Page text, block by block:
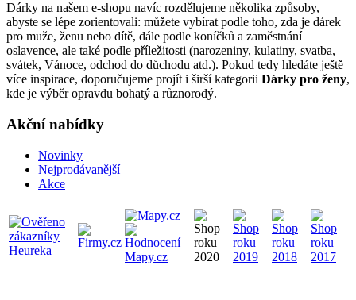
Dárky na našem e-shopu navíc rozdělujeme několika způsoby,
abyste se lépe zorientovali: můžete vybírat podle toho, zda je dárek
pro muže, ženu nebo dítě, dále podle koníčků a zaměstnání
oslavence, ale také podle příležitosti (narozeniny, kulatiny, svatba,
svátek, Vánoce, odchod do důchodu atd.). Pokud tedy hledáte ještě
více inspirace, doporučujeme projít i širší kategorii Dárky pro ženy,
kde je výběr opravdu bohatý a různorodý.
Akční nabídky
Novinky
Nejprodávanější
Akce